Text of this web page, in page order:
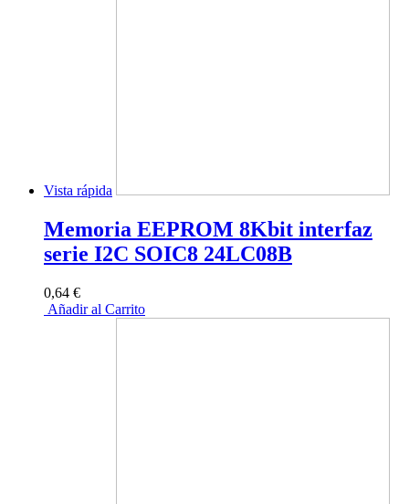
Vista rápida
Memoria EEPROM 8Kbit interfaz
serie I2C SOIC8 24LC08B
0,64 €
Añadir al Carrito